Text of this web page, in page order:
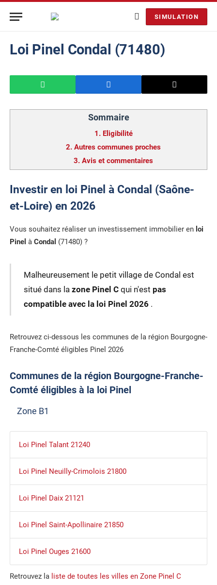
SIMULATION
Loi Pinel Condal (71480)
Sommaire
1. Eligibilité
2. Autres communes proches
3. Avis et commentaires
Investir en loi Pinel à Condal (Saône-
et-Loire) en 2026
Vous souhaitez réaliser un investissement immobilier en loi
Pinel à Condal (71480) ?
Malheureusement le petit village de Condal est
situé dans la zone Pinel Cqui n'est pas
compatible avec la loi Pinel 2026 .
Retrouvez ci-dessous les communes de la région Bourgogne-
Franche-Comté éligibles Pinel 2026
Communes de la région Bourgogne-Franche-
Comté éligibles à la loi Pinel
Zone B1
Loi Pinel Talant 21240
Loi Pinel Neuilly-Crimolois 21800
Loi Pinel Daix 21121
Loi Pinel Saint-Apollinaire 21850
Loi Pinel Ouges 21600
Retrouvez la liste de toutes les villes en Zone Pinel C